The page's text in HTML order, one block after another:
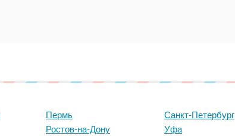
Пермь
Ростов-на-Дону
Санкт-Петербург
Уфа